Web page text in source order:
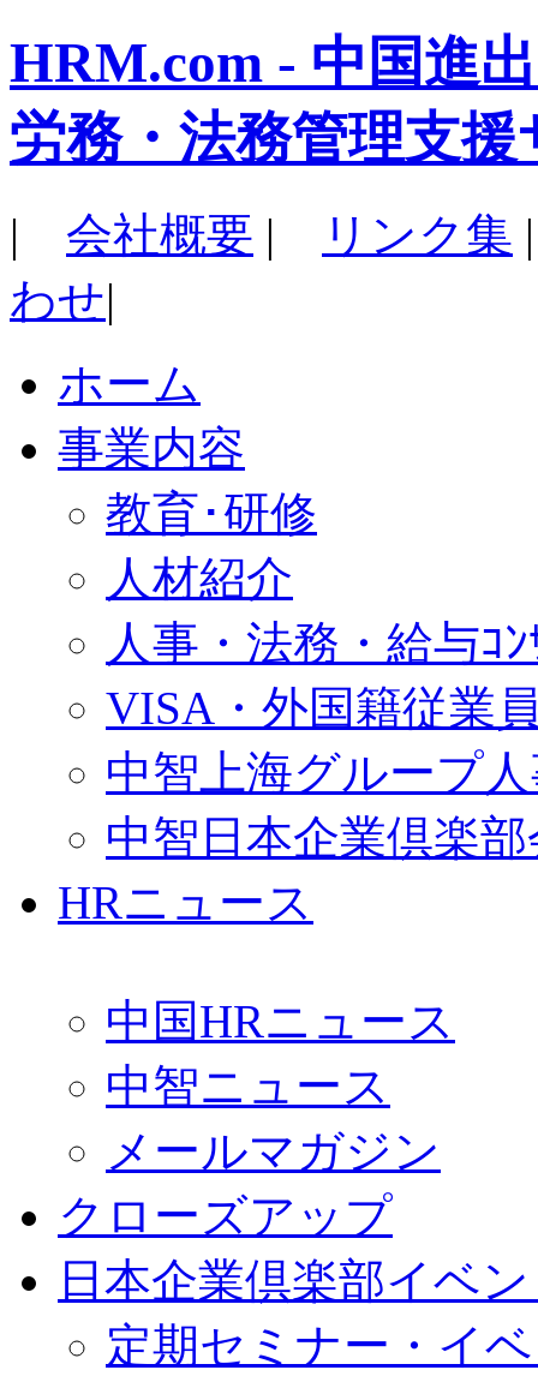
HRM.com - 中国進
労務・法務管理支援
| 会社概要 | リンク集
わせ|
ホーム
事業内容
教育･研修
人材紹介
人事・法務・給与ｺﾝ
VISA・外国籍従業
中智上海グループ
中智日本企業倶楽
HRニュース
中国HRニュース
中智ニュース
メールマガジン
クローズアップ
日本企業倶楽部イベ
定期セミナー・イ